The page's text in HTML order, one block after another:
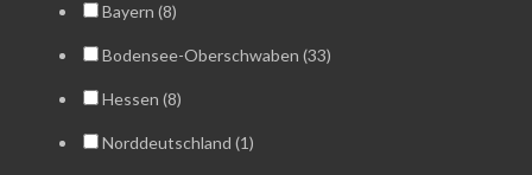
Bayern (8)
Bodensee-Oberschwaben (33)
Hessen (8)
Norddeutschland (1)